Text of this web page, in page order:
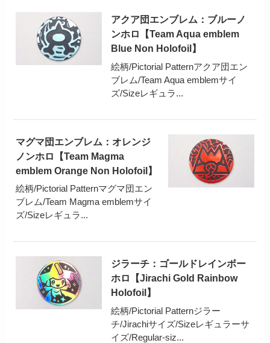
アクア団エンブレム：ブルーノ
ンホロ【Team Aqua emblem
Blue Non Holofoil】
絵柄/Pictorial Patternアクア団エン
ブレム/Team Aqua emblemサイ
ズ/Sizeレギュラ...
マグマ団エンブレム：オレンジ
ノンホロ【Team Magma
emblem Orange Non Holofoil】
絵柄/Pictorial Patternマグマ団エン
ブレム/Team Magma emblemサイ
ズ/Sizeレギュラ...
ジラーチ：ゴールドレインボー
ホロ【Jirachi Gold Rainbow
Holofoil】
絵柄/Pictorial Patternジラー
チ/Jirachiサイズ/Sizeレギュラーサ
イズ/Regular-siz...